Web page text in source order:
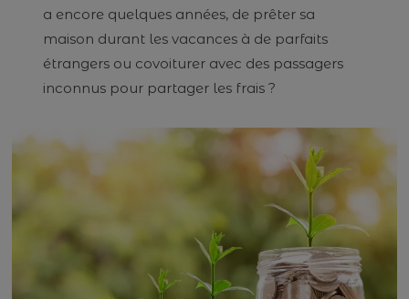
a encore quelques années, de prêter sa
maison durant les vacances à de parfaits
étrangers ou covoiturer avec des passagers
inconnus pour partager les frais ?